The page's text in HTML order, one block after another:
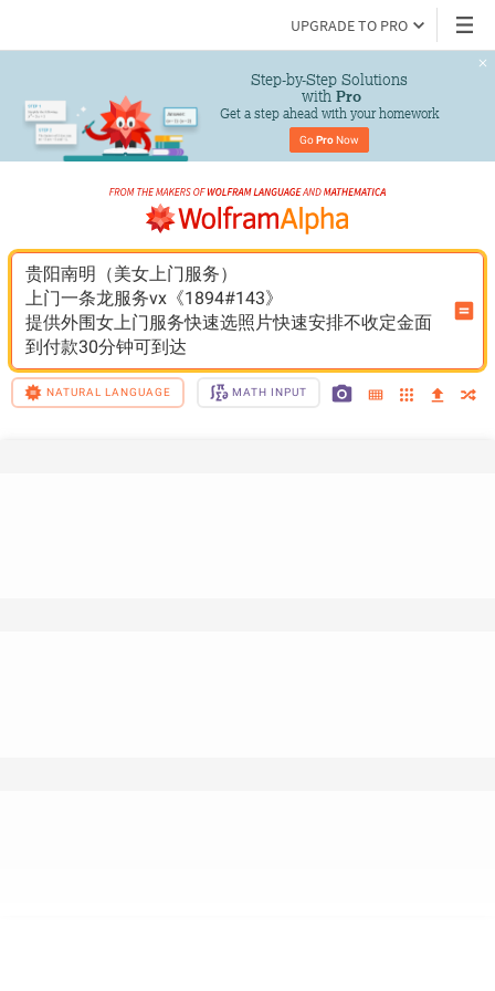
UPGRADE TO PRO
Step-by-Step Solutions
with Pro
Get a step ahead with your homework
Go Pro Now
贵阳南明（美女上门服务）
上门一条龙服务vx《1894#143》
提供外围女上门服务快速选照片快速安排不收定金面
到付款30分钟可到达
NATURAL LANGUAGE MATH INPUT